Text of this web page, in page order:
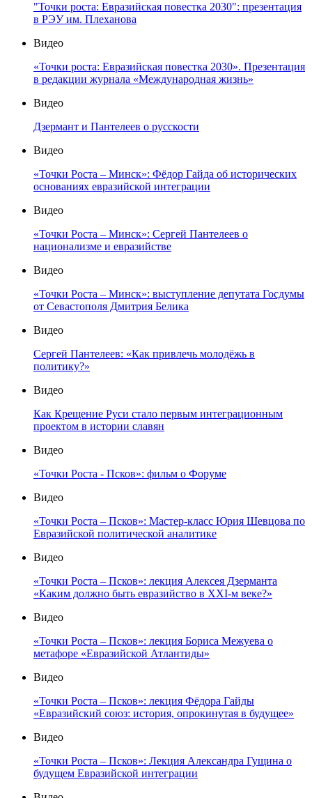
"Точки роста: Евразийская повестка 2030": презентация
в РЭУ им. Плеханова
Видео
«Точки роста: Евразийская повестка 2030». Презентация
в редакции журнала «Международная жизнь»
Видео
Дзермант и Пантелеев о русскости
Видео
«Точки Роста – Минск»: Фёдор Гайда об исторических
основаниях евразийской интеграции
Видео
«Точки Роста – Минск»: Сергей Пантелеев о
национализме и евразийстве
Видео
«Точки Роста – Минск»: выступление депутата Госдумы
от Севастополя Дмитрия Белика
Видео
Сергей Пантелеев: «Как привлечь молодёжь в
политику?»
Видео
Как Крещение Руси стало первым интеграционным
проектом в истории славян
Видео
«Точки Роста - Псков»: фильм о Форуме
Видео
«Точки Роста – Псков»: Мастер-класс Юрия Шевцова по
Евразийской политической аналитике
Видео
«Точки Роста – Псков»: лекция Алексея Дзерманта
«Каким должно быть евразийство в XXI-м веке?»
Видео
«Точки Роста – Псков»: лекция Бориса Межуева о
метафоре «Евразийской Атлантиды»
Видео
«Точки Роста – Псков»: лекция Фёдора Гайды
«Евразийский союз: история, опрокинутая в будущее»
Видео
«Точки Роста – Псков»: Лекция Александра Гущина о
будущем Евразийской интеграции